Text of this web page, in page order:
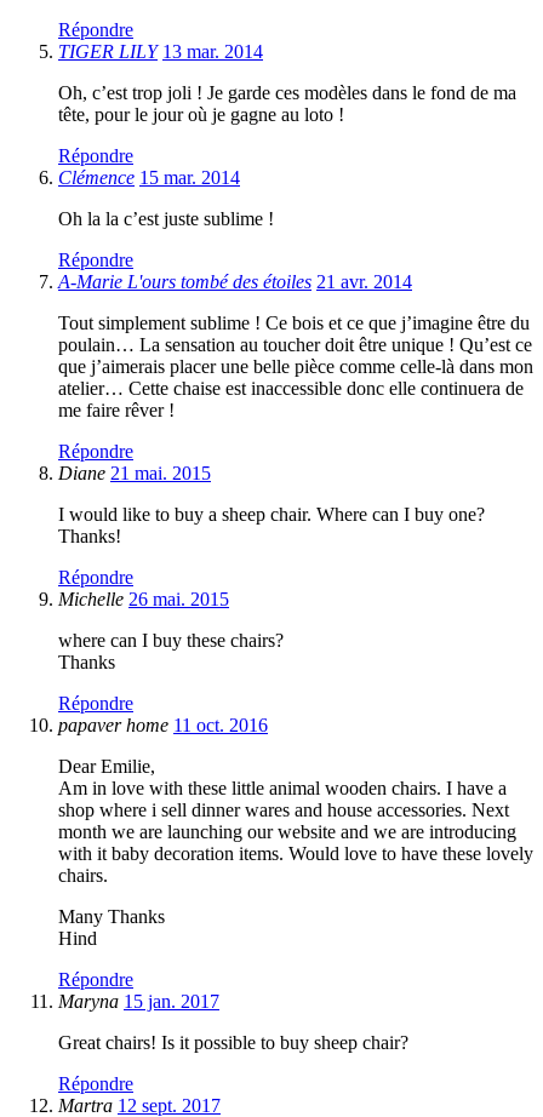
Répondre
TIGER LILY 13 mar. 2014
Oh, c’est trop joli ! Je garde ces modèles dans le fond de ma
tête, pour le jour où je gagne au loto !
Répondre
Clémence 15 mar. 2014
Oh la la c’est juste sublime !
Répondre
A-Marie L'ours tombé des étoiles 21 avr. 2014
Tout simplement sublime ! Ce bois et ce que j’imagine être du
poulain… La sensation au toucher doit être unique ! Qu’est ce
que j’aimerais placer une belle pièce comme celle-là dans mon
atelier… Cette chaise est inaccessible donc elle continuera de
me faire rêver !
Répondre
Diane 21 mai. 2015
I would like to buy a sheep chair. Where can I buy one?
Thanks!
Répondre
Michelle 26 mai. 2015
where can I buy these chairs?
Thanks
Répondre
papaver home 11 oct. 2016
Dear Emilie,
Am in love with these little animal wooden chairs. I have a
shop where i sell dinner wares and house accessories. Next
month we are launching our website and we are introducing
with it baby decoration items. Would love to have these lovely
chairs.
Many Thanks
Hind
Répondre
Maryna 15 jan. 2017
Great chairs! Is it possible to buy sheep chair?
Répondre
Martra 12 sept. 2017